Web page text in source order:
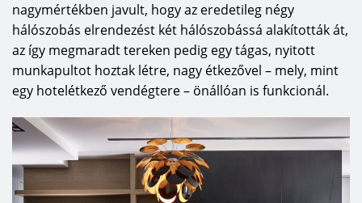
nagymértékben javult, hogy az eredetileg négy
hálószobás elrendezést két hálószobássá alakították át,
az így megmaradt tereken pedig egy tágas, nyitott
munkapultot hoztak létre, nagy étkezővel – mely, mint
egy hotelétkező vendégtere – önállóan is funkcionál.